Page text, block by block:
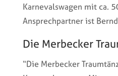
Karnevalswagen mit ca.
Ansprechpartner ist
Die Merbecker
“Die Merbecker